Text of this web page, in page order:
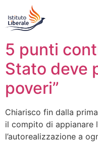
5 punti
Stato deve
poveri”
Chiarisco fin dalla
il compito di appianare
l’autorealizzazione a